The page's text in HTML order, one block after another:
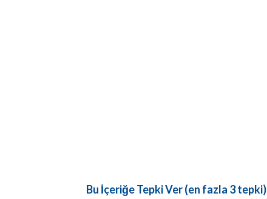
Bu İçeriğe Tepki Ver (en fazla 3 tepki)